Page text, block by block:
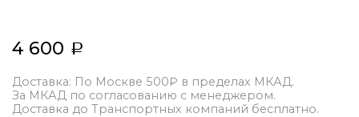
4 600
Доставка: По Москве 500₽ в пределах МКАД.
За МКАД по согласованию с менеджером.
Доставка до Транспортных компаний бесплатно.